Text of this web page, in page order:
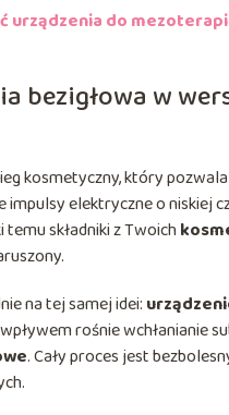
urządzenia do
bezigłowa w
kosmetyczny, który
impulsy elektryczne o niskiej
składniki z Twoich
na tej samej idei:
rośnie wchłanianie
. Cały proces jest